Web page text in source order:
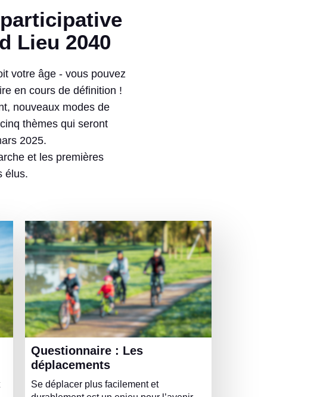
Lieu 2040
votre âge - vous pouvez
en cours de définition !
nouveaux modes de
thèmes qui seront
2025.
et les premières
élus.
Questionnaire : Les
déplacements
Se déplacer plus facilement et